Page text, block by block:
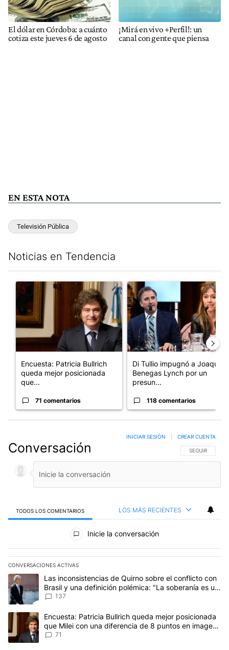
El dólar en Córdoba: a cuánto
cotiza este jueves 6 de agosto
¡Mirá en vivo +Perfil!: un
canal con gente que piensa
EN ESTA NOTA
Televisión Pública
Noticias en Tendencia
Un artículo de tendencia con el título "Encuesta: Patricia
Encuesta: Patricia Bullrich
queda mejor posicionada
que...
71 comentarios
Un artículo de tendencia con
Di Tullio impugnó a Joaquín
Benegas Lynch por un
presun...
118 comentarios
Conversación SIGA ESTA
SEGUIR
INICIAR SESIÓN CREAR CUENTA
TODOS LOS COMENTARIOS LOS MÁS RECIENTES
Todos los comentarios
Inicie la conversación
CONVERSACIONES ACTIVAS
Este listado muestra los artículos con más comentarios en los
Un artículo de tendencia con el título "Las inconsistencias de
Las inconsistencias de Quirno sobre el conflicto con
Brasil y una definición polémica: "La soberanía es un
concepto antiguo"
137
Un artículo de tendencia con el título "Encuesta: Patricia
Encuesta: Patricia Bullrich queda mejor posicionada
que Milei con una diferencia de 8 puntos en imagen
negativa
71